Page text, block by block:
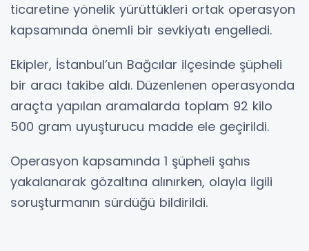
ticaretine yönelik yürüttükleri ortak operasyon
kapsamında önemli bir sevkiyatı engelledi.
Ekipler, İstanbul’un Bağcılar ilçesinde şüpheli
bir aracı takibe aldı. Düzenlenen operasyonda
araçta yapılan aramalarda toplam 92 kilo
500 gram uyuşturucu madde ele geçirildi.
Operasyon kapsamında 1 şüpheli şahıs
yakalanarak gözaltına alınırken, olayla ilgili
soruşturmanın sürdüğü bildirildi.